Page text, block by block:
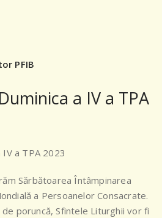
PFIB
a IV a TPA
IV a TPA 2023
Sărbătoarea Întâmpinarea
a Persoanelor Consacrate.
poruncă, Sfintele Liturghii vor fi